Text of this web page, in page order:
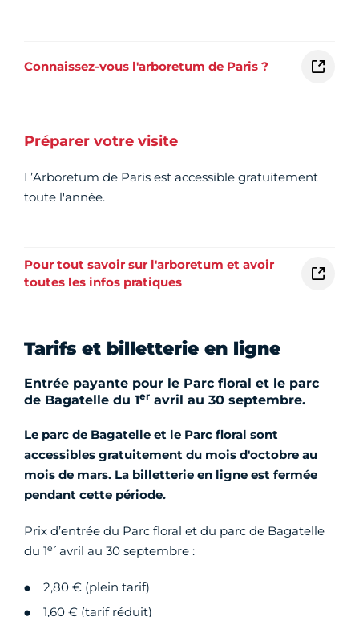
Connaissez-vous l'arboretum de Paris ?
Préparer votre visite
L’Arboretum de Paris est accessible gratuitement
toute l'année.
Pour tout savoir sur l'arboretum et avoir
toutes les infos pratiques
Tarifs et billetterie en ligne
Entrée payante pour le Parc floral et le parc
de Bagatelle du 1er avril au 30 septembre.
Le parc de Bagatelle et le Parc floral sont
accessibles gratuitement du mois d'octobre au
mois de mars. La billetterie en ligne est fermée
pendant cette période.
Prix d’entrée du Parc floral et du parc de Bagatelle
du 1er avril au 30 septembre :
2,80 € (plein tarif)
1,60 € (tarif réduit)